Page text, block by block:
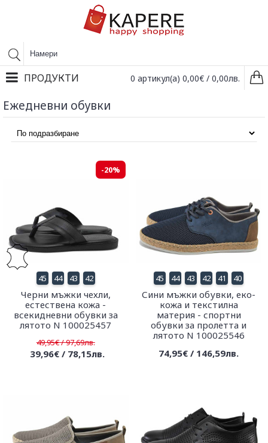
0 артикул(а) 0,00€ / 0,00лв.
ПРОДУКТИ
Ежедневни обувки
-20%
45 44 43 42
Черни мъжки чехли,
естествена кожа -
всекидневни обувки за
лятото N 100025457
49,95€ / 97,69лв.
39,96€ / 78,15лв.
45 44 43 42 41 40
Сини мъжки обувки, еко-
кожа и текстилна
материя - спортни
обувки за пролетта и
лятото N 100025546
74,95€ / 146,59лв.